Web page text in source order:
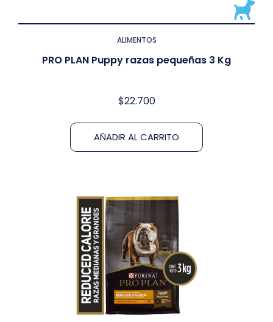
ALIMENTOS
PRO PLAN Puppy razas pequeñas 3 Kg
$22.700
AÑADIR AL CARRITO